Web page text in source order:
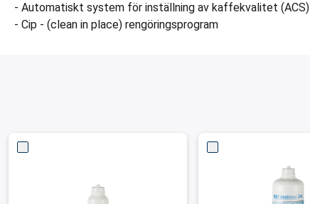
- Automatiskt system för inställning av kaffekvalitet (ACS)
- Cip - (clean in place) rengöringsprogram